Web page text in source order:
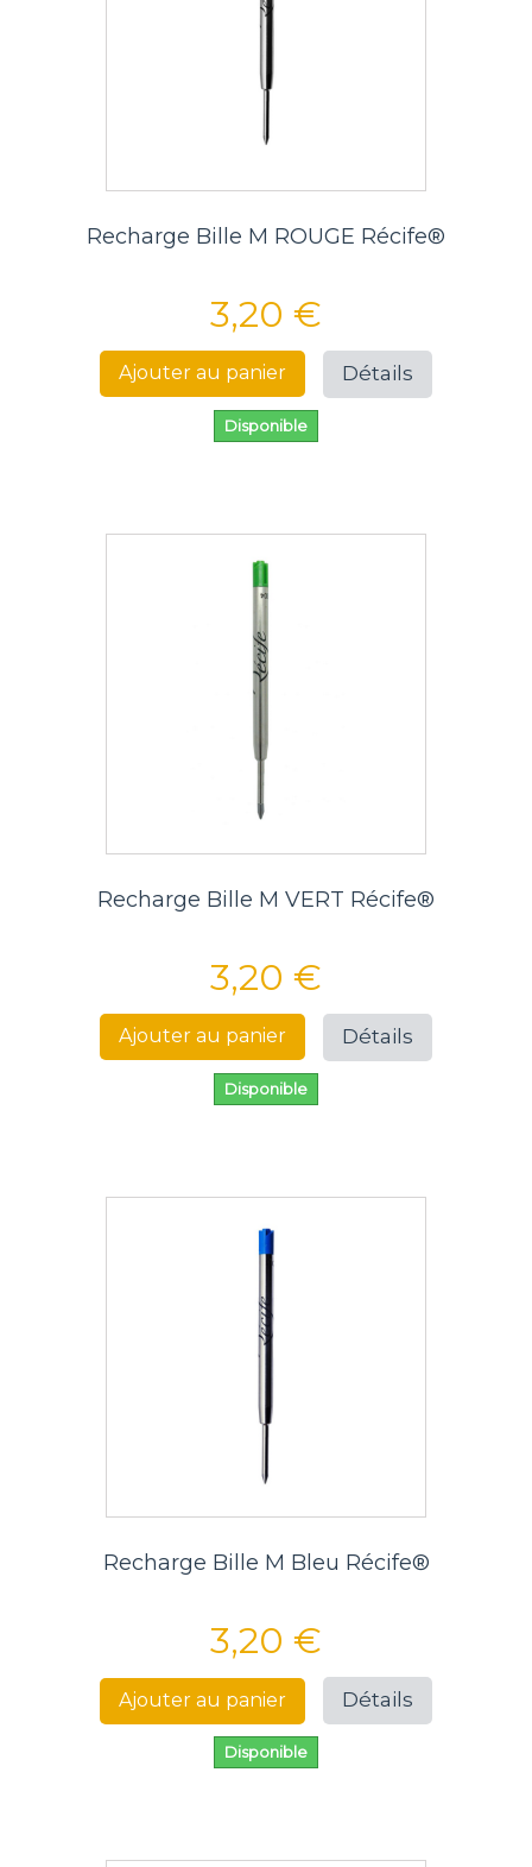
Recharge Bille M ROUGE Récife®
3,20 €
Ajouter au panier Détails
Disponible
Recharge Bille M VERT Récife®
3,20 €
Ajouter au panier Détails
Disponible
Recharge Bille M Bleu Récife®
3,20 €
Ajouter au panier Détails
Disponible